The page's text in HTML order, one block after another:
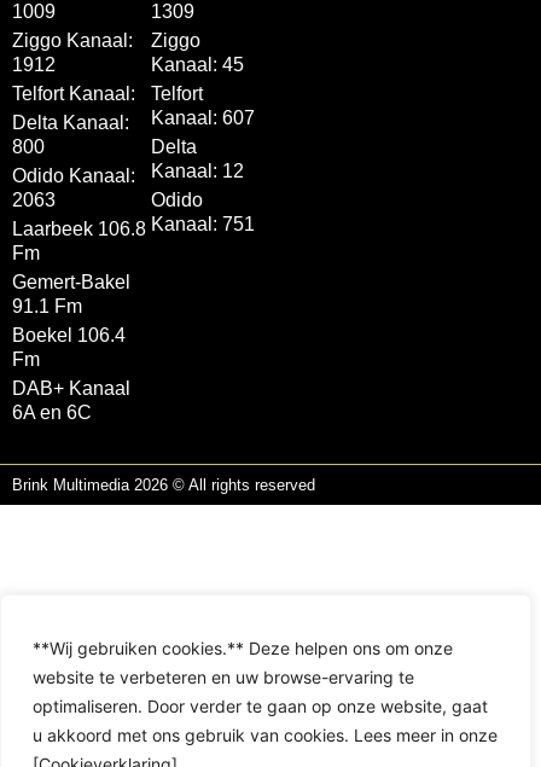
**Wij gebruiken cookies.** Deze helpen ons om onze
website te verbeteren en uw browse-ervaring te
optimaliseren. Door verder te gaan op onze website, gaat
u akkoord met ons gebruik van cookies. Lees meer in onze
1009
Ziggo Kanaal:
1912
Telfort Kanaal:
Delta Kanaal:
800
Odido Kanaal:
2063
Laarbeek 106.8
Fm
Gemert-Bakel
91.1 Fm
Boekel 106.4
Fm
DAB+ Kanaal
6A en 6C
1309
Ziggo
Kanaal: 45
Telfort
Kanaal: 607
Delta
Kanaal: 12
Odido
Kanaal: 751
Brink Multimedia 2026 © All rights reserved